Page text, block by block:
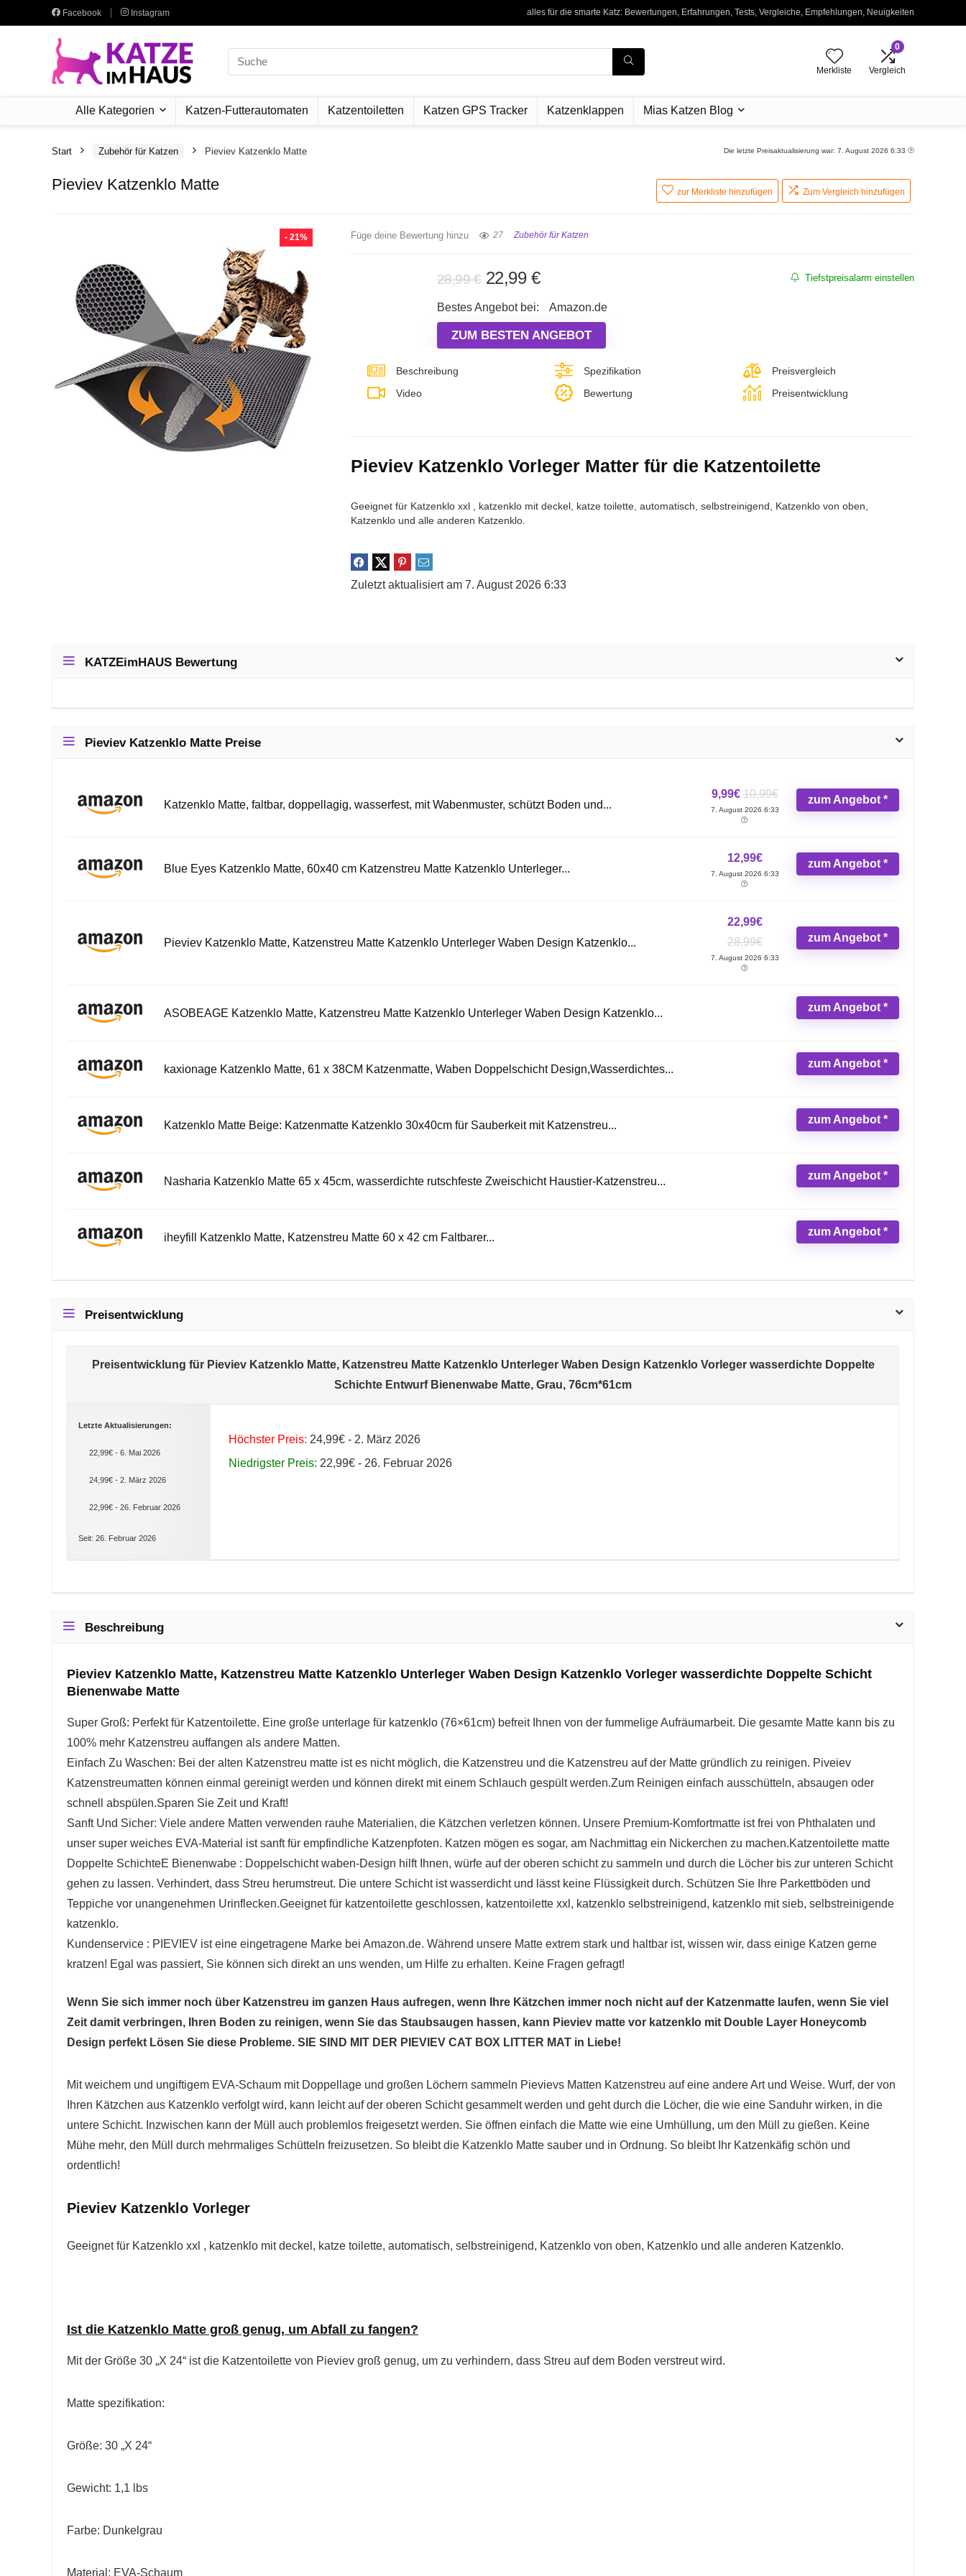
Facebook Instagram alles für die smarte Katz: Bewertungen, Erfahrungen, Tests, Vergleiche, Empfehlungen, Neuigkeiten
Search
for:
Merkliste
0
Vergleich
Alle Kategorien Katzen-Futterautomaten Katzentoiletten Katzen GPS Tracker Katzenklappen Mias Katzen Blog
Die letzte Preisaktualisierung war: 7. August 2026 6:33
Start Zubehör für Katzen Pieviev Katzenklo Matte
Pieviev Katzenklo Matte zur Merkliste hinzufügen Zum Vergleich hinzufügen
- 21% Füge deine Bewertung hinzu 27 Zubehör für Katzen
Tiefstpreisalarm einstellen
28,99€ Ursprünglicher
war:
28,99 €
22,99 €Aktueller
ist:
22,99 €.
Bestes Angebot bei: Amazon.de
ZUM BESTEN ANGEBOT
Beschreibung
Video
Spezifikation
Bewertung
Preisvergleich
Preisentwicklung
Pieviev Katzenklo Vorleger Matter für die Katzentoilette
Geeignet für Katzenklo xxl , katzenklo mit deckel, katze toilette, automatisch, selbstreinigend, Katzenklo von oben,
Katzenklo und alle anderen Katzenklo.
Zuletzt aktualisiert am 7. August 2026 6:33
KATZEimHAUS Bewertung
Pieviev Katzenklo Matte Preise
Katzenklo Matte, faltbar, doppellagig, wasserfest, mit Wabenmuster, schützt Boden und...
9,99€ 10,99€
7. August 2026 6:33
zum Angebot *
Blue Eyes Katzenklo Matte, 60x40 cm Katzenstreu Matte Katzenklo Unterleger...
12,99€
7. August 2026 6:33
zum Angebot *
Pieviev Katzenklo Matte, Katzenstreu Matte Katzenklo Unterleger Waben Design Katzenklo...
22,99€
28,99€
7. August 2026 6:33
zum Angebot *
ASOBEAGE Katzenklo Matte, Katzenstreu Matte Katzenklo Unterleger Waben Design Katzenklo... zum Angebot *
kaxionage Katzenklo Matte, 61 x 38CM Katzenmatte, Waben Doppelschicht Design,Wasserdichtes... zum Angebot *
Katzenklo Matte Beige: Katzenmatte Katzenklo 30x40cm für Sauberkeit mit Katzenstreu... zum Angebot *
Nasharia Katzenklo Matte 65 x 45cm, wasserdichte rutschfeste Zweischicht Haustier-Katzenstreu... zum Angebot *
iheyfill Katzenklo Matte, Katzenstreu Matte 60 x 42 cm Faltbarer... zum Angebot *
Preisentwicklung
Preisentwicklung für Pieviev Katzenklo Matte, Katzenstreu Matte Katzenklo Unterleger Waben Design Katzenklo Vorleger wasserdichte Doppelte
Schichte Entwurf Bienenwabe Matte, Grau, 76cm*61cm
Letzte Aktualisierungen:
22,99€ - 6. Mai 2026
24,99€ - 2. März 2026
22,99€ - 26. Februar 2026
Seit: 26. Februar 2026
Höchster Preis: 24,99€ - 2. März 2026
Niedrigster Preis: 22,99€ - 26. Februar 2026
Beschreibung
Pieviev Katzenklo Matte, Katzenstreu Matte Katzenklo Unterleger Waben Design Katzenklo Vorleger wasserdichte Doppelte Schicht
Bienenwabe Matte
Super Groß: Perfekt für Katzentoilette. Eine große unterlage für katzenklo (76×61cm) befreit Ihnen von der fummelige Aufräumarbeit. Die gesamte Matte kann bis zu
100% mehr Katzenstreu auffangen als andere Matten.
Einfach Zu Waschen: Bei der alten Katzenstreu matte ist es nicht möglich, die Katzenstreu und die Katzenstreu auf der Matte gründlich zu reinigen. Piveiev
Katzenstreumatten können einmal gereinigt werden und können direkt mit einem Schlauch gespült werden.Zum Reinigen einfach ausschütteln, absaugen oder
schnell abspülen.Sparen Sie Zeit und Kraft!
Sanft Und Sicher: Viele andere Matten verwenden rauhe Materialien, die Kätzchen verletzen können. Unsere Premium-Komfortmatte ist frei von Phthalaten und
unser super weiches EVA-Material ist sanft für empfindliche Katzenpfoten. Katzen mögen es sogar, am Nachmittag ein Nickerchen zu machen.Katzentoilette matte
Doppelte SchichteE Bienenwabe : Doppelschicht waben-Design hilft Ihnen, würfe auf der oberen schicht zu sammeln und durch die Löcher bis zur unteren Schicht
gehen zu lassen. Verhindert, dass Streu herumstreut. Die untere Schicht ist wasserdicht und lässt keine Flüssigkeit durch. Schützen Sie Ihre Parkettböden und
Teppiche vor unangenehmen Urinflecken.Geeignet für katzentoilette geschlossen, katzentoilette xxl, katzenklo selbstreinigend, katzenklo mit sieb, selbstreinigende
katzenklo.
Kundenservice : PIEVIEV ist eine eingetragene Marke bei Amazon.de. Während unsere Matte extrem stark und haltbar ist, wissen wir, dass einige Katzen gerne
kratzen! Egal was passiert, Sie können sich direkt an uns wenden, um Hilfe zu erhalten. Keine Fragen gefragt!
Wenn Sie sich immer noch über Katzenstreu im ganzen Haus aufregen, wenn Ihre Kätzchen immer noch nicht auf der Katzenmatte laufen, wenn Sie viel
Zeit damit verbringen, Ihren Boden zu reinigen, wenn Sie das Staubsaugen hassen, kann Pieviev matte vor katzenklo mit Double Layer Honeycomb
Design perfekt Lösen Sie diese Probleme. SIE SIND MIT DER PIEVIEV CAT BOX LITTER MAT in Liebe!
Mit weichem und ungiftigem EVA-Schaum mit Doppellage und großen Löchern sammeln Pievievs Matten Katzenstreu auf eine andere Art und Weise. Wurf, der von
Ihren Kätzchen aus Katzenklo verfolgt wird, kann leicht auf der oberen Schicht gesammelt werden und geht durch die Löcher, die wie eine Sanduhr wirken, in die
untere Schicht. Inzwischen kann der Müll auch problemlos freigesetzt werden. Sie öffnen einfach die Matte wie eine Umhüllung, um den Müll zu gießen. Keine
Mühe mehr, den Müll durch mehrmaliges Schütteln freizusetzen. So bleibt die Katzenklo Matte sauber und in Ordnung. So bleibt Ihr Katzenkäfig schön und
ordentlich!
Pieviev Katzenklo Vorleger
Geeignet für Katzenklo xxl , katzenklo mit deckel, katze toilette, automatisch, selbstreinigend, Katzenklo von oben, Katzenklo und alle anderen Katzenklo.
Ist die Katzenklo Matte groß genug, um Abfall zu fangen?
Mit der Größe 30 „X 24“ ist die Katzentoilette von Pieviev groß genug, um zu verhindern, dass Streu auf dem Boden verstreut wird.
Matte spezifikation:
Größe: 30 „X 24“
Gewicht: 1,1 lbs
Farbe: Dunkelgrau
Material: EVA-Schaum